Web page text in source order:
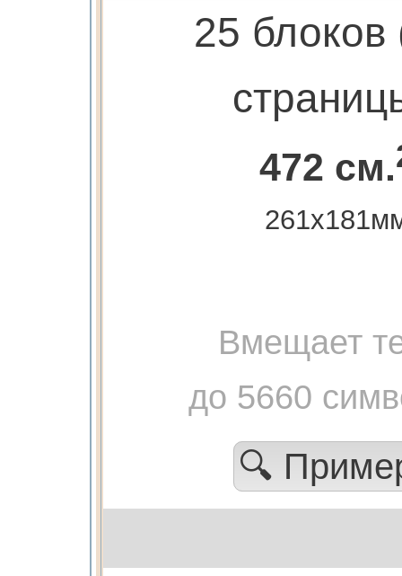
25 блоков
472 см.
Вмещает
до 5660
🔍